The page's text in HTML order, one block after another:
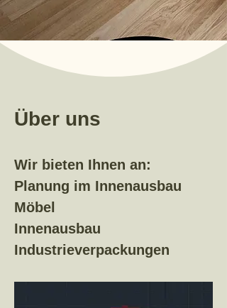
Über uns
Wir bieten Ihnen an:
Planung im Innenausbau
Möbel
Innenausbau
Industrieverpackungen